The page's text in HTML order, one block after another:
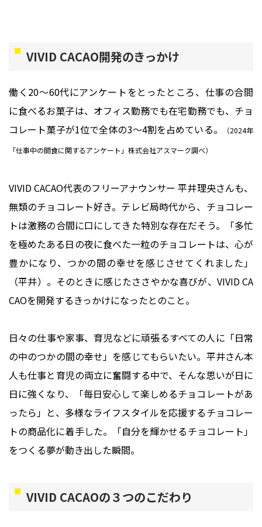
VIVID CACAO開発のきっかけ
働く20〜60代にアンケートをとったところ、仕事の合間
に食べるお菓子は、オフィス勤務でも在宅勤務でも、チョ
コレート菓子が1位で全体の3〜4割を占めている。
（2024年
「仕事中の間食に関するアンケート」株式会社アスマーク調べ）
VIVID CACAO代表のフリーアナウンサー 平井理央さんも、
無類のチョコレート好き。テレビ局時代から、チョコレー
トは激務の合間に口にしてきた特別な存在だそう。「多忙
を極めたある日の夜に食べた一粒のチョコレートは、心が
豊かになり、つかの間の幸せを感じさせてくれました」
（平井）。そのときに感じたささやかな喜びが、VIVID CA
CAOを開発するきっかけになったとのこと。
日々の仕事や家事、育児などに頑張るすべての人に「日常
の中のつかの間の幸せ」を感じてもらいたい。平井さん本
人も仕事と育児の両立に奮闘する中で、そんな思いが日に
日に強くなり、「毎日安心して楽しめるチョコレートがあ
ったら」と、多様なライフスタイルを応援するチョコレー
トの商品化に着手した。「自分を輝かせるチョコレート」
をつくる夢が動き出した瞬間。
VIVID CACAOの３つのこだわり